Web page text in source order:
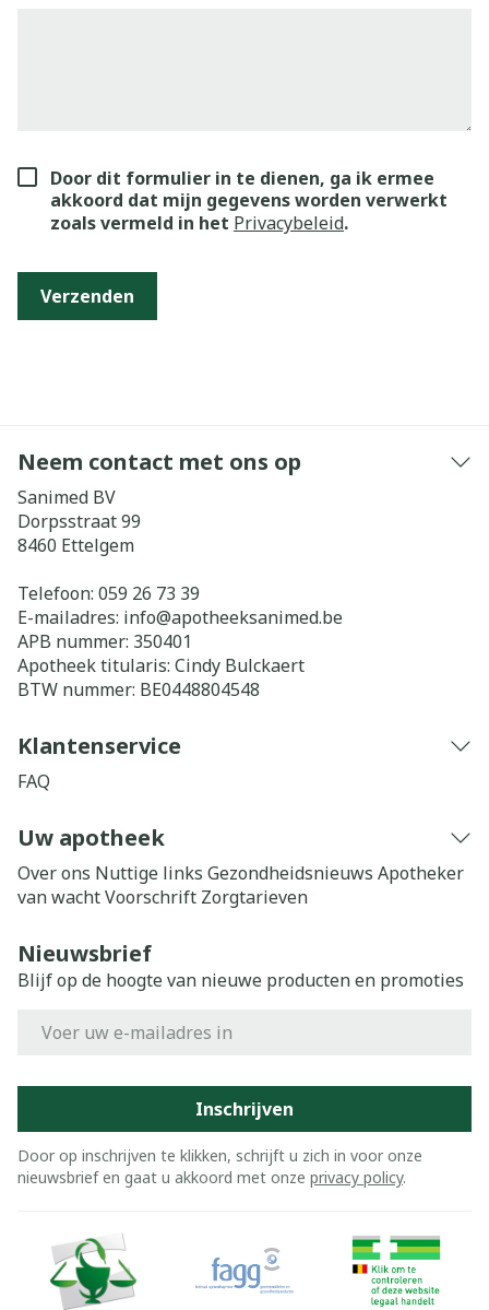
Door dit formulier in te dienen, ga ik ermee
akkoord dat mijn gegevens worden verwerkt
zoals vermeld in het Privacybeleid.
Verzenden
Neem contact met ons op
Sanimed BV
Dorpsstraat 99
8460 Ettelgem
Telefoon: 059 26 73 39
E-mailadres: info@apotheeksanimed.be
APB nummer: 350401
Apotheek titularis: Cindy Bulckaert
BTW nummer: BE0448804548
Klantenservice
FAQ
Uw apotheek
Over ons Nuttige links Gezondheidsnieuws Apotheker
van wachtVoorschrift Zorgtarieven
Nieuwsbrief
Blijf op de hoogte van nieuwe producten en promoties
Inschrijven
Door op inschrijven te klikken, schrijft u zich in voor onze
nieuwsbrief en gaat u akkoord met onze privacy policy.